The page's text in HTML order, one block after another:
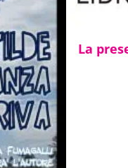
La